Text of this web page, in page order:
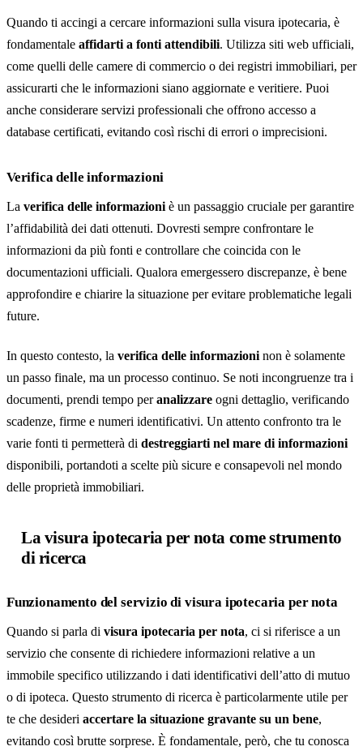
Quando ti accingi a cercare informazioni sulla visura ipotecaria, è
fondamentale affidarti a fonti attendibili. Utilizza siti web ufficiali,
come quelli delle camere di commercio o dei registri immobiliari, per
assicurarti che le informazioni siano aggiornate e veritiere. Puoi
anche considerare servizi professionali che offrono accesso a
database certificati, evitando così rischi di errori o imprecisioni.
Verifica delle informazioni
La verifica delle informazioni è un passaggio cruciale per garantire
l’affidabilità dei dati ottenuti. Dovresti sempre confrontare le
informazioni da più fonti e controllare che coincida con le
documentazioni ufficiali. Qualora emergessero discrepanze, è bene
approfondire e chiarire la situazione per evitare problematiche legali
future.
In questo contesto, la verifica delle informazioni non è solamente
un passo finale, ma un processo continuo. Se noti incongruenze tra i
documenti, prendi tempo peranalizzare ogni dettaglio, verificando
scadenze, firme e numeri identificativi. Un attento confronto tra le
varie fonti ti permetterà di destreggiarti nel mare di informazioni
disponibili, portandoti a scelte più sicure e consapevoli nel mondo
delle proprietà immobiliari.
La visura ipotecaria per nota come strumento
di ricerca
Funzionamento del servizio di visura ipotecaria per nota
Quando si parla di visura ipotecaria per nota, ci si riferisce a un
servizio che consente di richiedere informazioni relative a un
immobile specifico utilizzando i dati identificativi dell’atto di mutuo
o di ipoteca. Questo strumento di ricerca è particolarmente utile per
te che desideri accertare la situazione gravante su un bene,
evitando così brutte sorprese. È fondamentale, però, che tu conosca